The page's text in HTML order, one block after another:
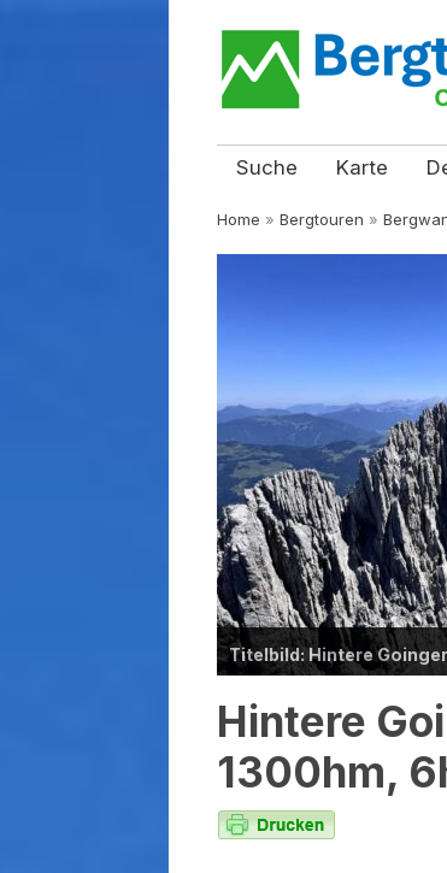
Suche Karte
Home » Bergtouren »
Titelbild: Hintere
Hintere
1300hm,